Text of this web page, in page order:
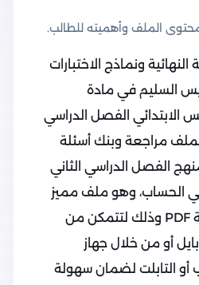
الملف وأهميته للطالب.
ونماذج الاختبارات
السليم في مادة
الابتدائي الفصل الدراسي
الملف مراجعة وبنك أسئلة
الفصل الدراسي الثاني
الحساب، وهو ملف مميز
بجودة مرتفعة وبصيغة PDF وذلك لتتمكن من
أو من خلال جهاز
أو التابلت لضمان سهولة